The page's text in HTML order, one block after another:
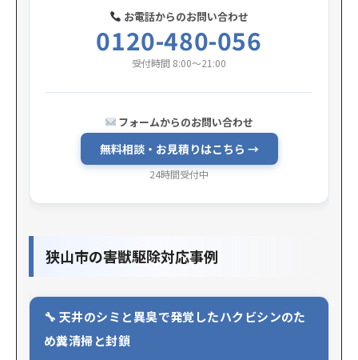
お電話からのお問い合わせ
0120-480-056
受付時間 8:00〜21:00
フォームからのお問い合わせ
無料相談・お見積りはこちら →
24時間受付中
狭山市の害獣駆除対応事例
天井のシミと異臭で発覚したハクビシンのた
め糞清掃と封鎖